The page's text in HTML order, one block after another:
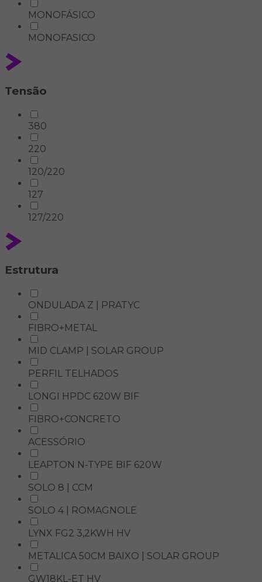
MONOFÁSICO
MONOFASICO
Tensão
380
220
120/220
127
127/220
Estrutura
ONDULADA Z | PRATYC
FIBRO+METAL
MID CLAMP | SOLAR GROUP
PERFIL TELHADOS
LONGI HPDC 620W BIF
FIBRO+CONCRETO
ACESSÓRIO
LEAPTON N-TYPE BIF 620W
SOLO 8 | CCM
SOLO 4 | ROMAGNOLE
LYNX FG2 3,2KWH HV
METALICA 50CM BAIXO | SOLAR GROUP
GW18KL-ET HV